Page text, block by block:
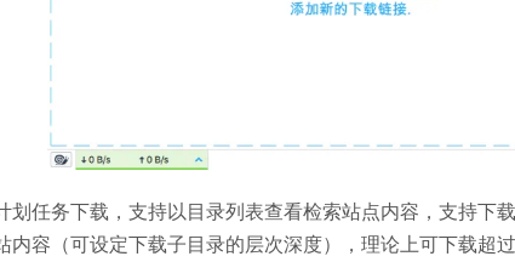
划任务下载，支持以目录列表查看检索站点内容，支持下
容（可设定下载子目录的层次深度），理论上可下载超